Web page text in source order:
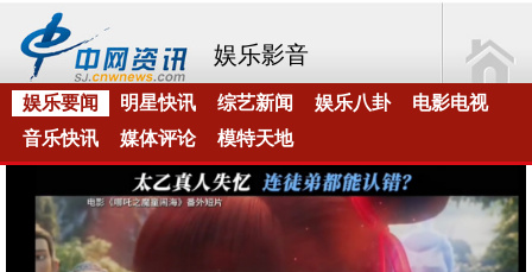
娱乐影音
娱乐要闻 明星快讯 综艺新闻 娱乐八卦
电影电视
音乐快讯
媒体评论 模特天地